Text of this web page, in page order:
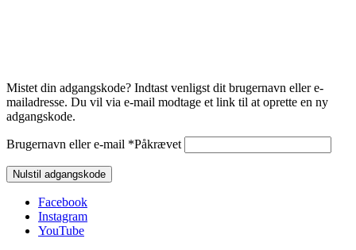
Mistet din adgangskode? Indtast venligst dit brugernavn eller e-
mailadresse. Du vil via e-mail modtage et link til at oprette en ny
adgangskode.
Brugernavn eller e-mail *Påkrævet
Nulstil adgangskode
Facebook
Instagram
YouTube